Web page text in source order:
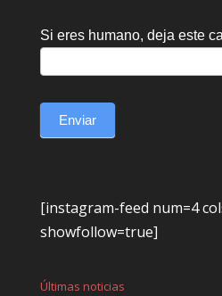
Si eres humano, deja este
Enviar
[instagram-feed num=4
showfollow=true]
Últimas noticias